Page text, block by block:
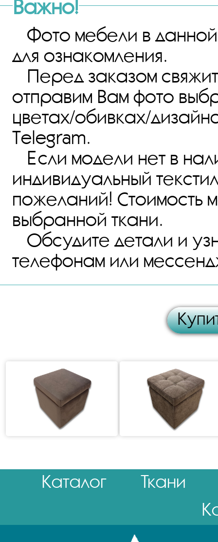
Фото мебели в
для ознакомления.
Перед заказом
отправим Вам фото
цветах/обивках/
Telegram.
Если модели нет в
индивидуальный
пожеланий! Стоимость
выбранной ткани.
Обсудите детали и
телефонам или
Каталог
Ткани